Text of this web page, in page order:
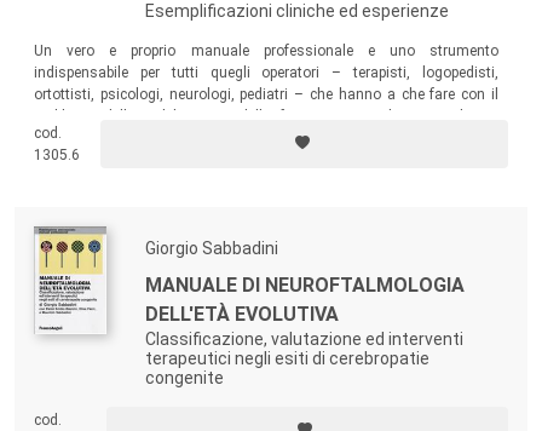
Esemplificazioni cliniche ed esperienze
Un vero e proprio manuale professionale e uno strumento
indispensabile per tutti quegli operatori – terapisti, logopedisti,
ortottisti, psicologi, neurologi, pediatri – che hanno a che fare con il
specificatamente nell’età evolutiva.
cod.
1305.6
Giorgio Sabbadini
MANUALE DI NEUROFTALMOLOGIA
DELL'ETÀ EVOLUTIVA
Classificazione, valutazione ed interventi
terapeutici negli esiti di cerebropatie
congenite
cod.